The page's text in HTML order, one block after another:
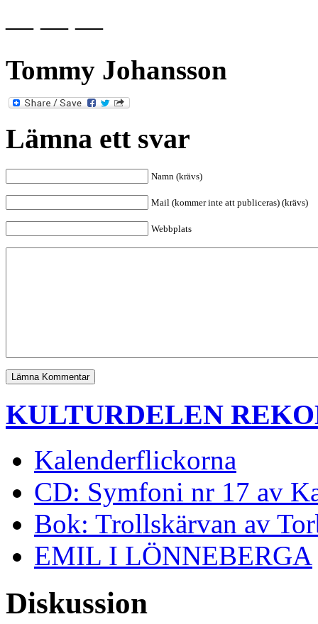
— — —
Tommy Johansson
Lämna ett svar
Namn (krävs)
Mail (kommer inte att publiceras) (krävs)
Webbplats
KULTURDELEN
Kalenderflickorna
CD: Symfoni nr 17 av
Bok: Trollskärvan av
EMIL I LÖNNEBERGA
Diskussion